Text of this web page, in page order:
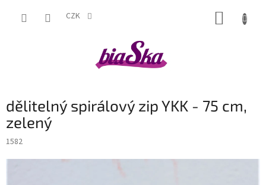
CZK
dělitelný spirálový zip YKK - 75 cm,
zelený
1582